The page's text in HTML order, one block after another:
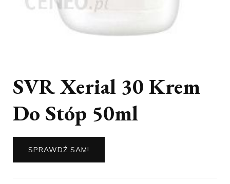
SVR Xerial 30 Krem
Do Stóp 50ml
SPRAWDŹ SAM!